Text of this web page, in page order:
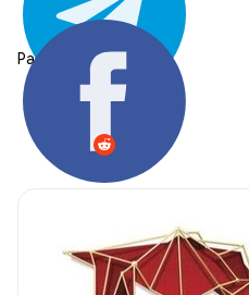
Partager: